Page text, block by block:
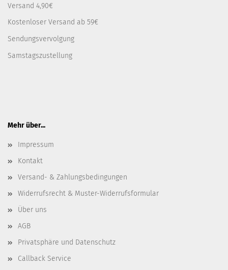
Versand 4,90€
Kostenloser Versand ab 59€
Sendungsvervolgung
Samstagszustellung
Mehr über...
Impressum
Kontakt
Versand- & Zahlungsbedingungen
Widerrufsrecht & Muster-Widerrufsformular
Über uns
AGB
Privatsphäre und Datenschutz
Callback Service